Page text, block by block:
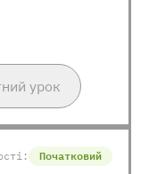
урок
Початковий